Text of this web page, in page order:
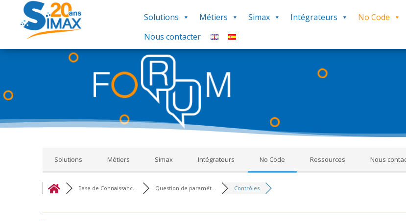
Solutions Métiers Simax Intégrateurs No Code
Nous contacter
Le Forum
Base de Connaissances : Ce regroupement de forums constitue une source d’informations en rapport avec
thématique, nous vous proposons un ensemble de réponses, procédures, savoir-faire pour vous aider
réponse à votre recherche, utilisez le groupe ‘Q&R Procédure et Dépannage’ pour poser votre question.
Solutions Métiers Simax Intégrateurs No Code Ressources Nous
Base de Connaissanc... Question de paramét... Contrôles